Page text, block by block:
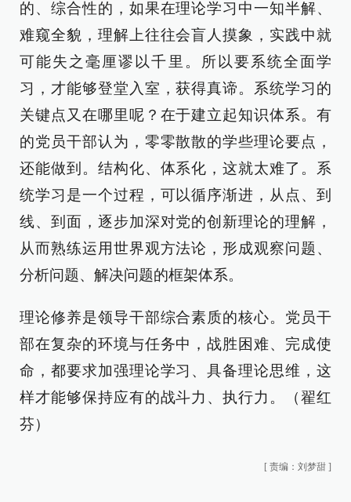
的、综合性的，如果在理论学习中一知半解、
难窥全貌，理解上往往会盲人摸象，实践中就
可能失之毫厘谬以千里。所以要系统全面学
习，才能够登堂入室，获得真谛。系统学习的
关键点又在哪里呢？在于建立起知识体系。有
的党员干部认为，零零散散的学些理论要点，
还能做到。结构化、体系化，这就太难了。系
统学习是一个过程，可以循序渐进，从点、到
线、到面，逐步加深对党的创新理论的理解，
从而熟练运用世界观方法论，形成观察问题、
分析问题、解决问题的框架体系。
理论修养是领导干部综合素质的核心。党员干
部在复杂的环境与任务中，战胜困难、完成使
命，都要求加强理论学习、具备理论思维，这
样才能够保持应有的战斗力、执行力。（翟红
芬）
[ 责编：刘梦甜 ]